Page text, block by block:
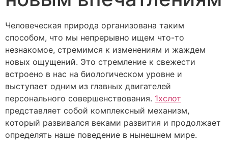
Человеческая природа организована таким
способом, что мы непрерывно ищем что-то
незнакомое, стремимся к изменениям и жаждем
новых ощущений. Это стремление к свежести
встроено в нас на биологическом уровне и
выступает одним из главных двигателей
персонального совершенствования. 1хслот
представляет собой комплексный механизм,
который развивался веками развития и продолжает
определять наше поведение в нынешнем мире.